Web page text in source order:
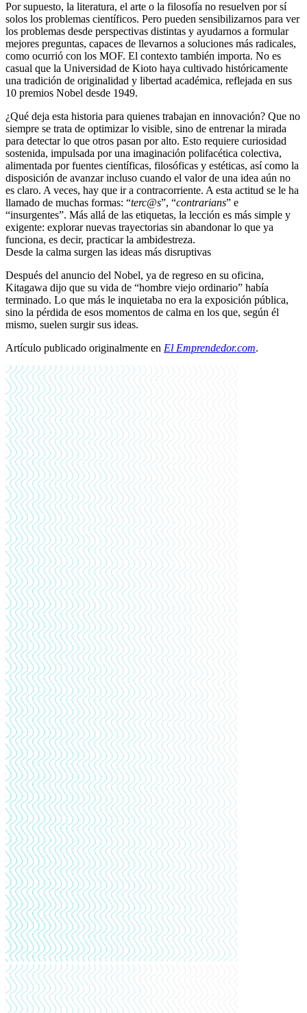
Por supuesto, la literatura, el arte o la filosofía no resuelven por sí
solos los problemas científicos. Pero pueden sensibilizarnos para ver
los problemas desde perspectivas distintas y ayudarnos a formular
mejores preguntas, capaces de llevarnos a soluciones más radicales,
como ocurrió con los MOF. El contexto también importa. No es
casual que la Universidad de Kioto haya cultivado históricamente
una tradición de originalidad y libertad académica, reflejada en sus
10 premios Nobel desde 1949.
¿Qué deja esta historia para quienes trabajan en innovación? Que no
siempre se trata de optimizar lo visible, sino de entrenar la mirada
para detectar lo que otros pasan por alto. Esto requiere curiosidad
sostenida, impulsada por una imaginación polifacética colectiva,
alimentada por fuentes científicas, filosóficas y estéticas, así como la
disposición de avanzar incluso cuando el valor de una idea aún no
es claro. A veces, hay que ir a contracorriente. A esta actitud se le ha
llamado de muchas formas: “terc@s”, “contrarians” e
“insurgentes”. Más allá de las etiquetas, la lección es más simple y
exigente: explorar nuevas trayectorias sin abandonar lo que ya
funciona, es decir, practicar la ambidestreza.
Desde la calma surgen las ideas más disruptivas
Después del anuncio del Nobel, ya de regreso en su oficina,
Kitagawa dijo que su vida de “hombre viejo ordinario” había
terminado. Lo que más le inquietaba no era la exposición pública,
sino la pérdida de esos momentos de calma en los que, según él
mismo, suelen surgir sus ideas.
Artículo publicado originalmente en El Emprendedor.com.